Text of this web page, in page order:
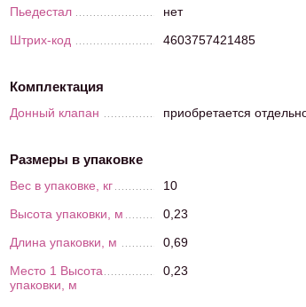
Пьедестал
нет
Штрих-код
4603757421485
Комплектация
Донный клапан приобретается
Размеры в упаковке
Вес в упаковке, кг
10
Высота упаковки, м
0,23
Длина упаковки, м
0,69
Место 1 Высота
упаковки, м
0,23